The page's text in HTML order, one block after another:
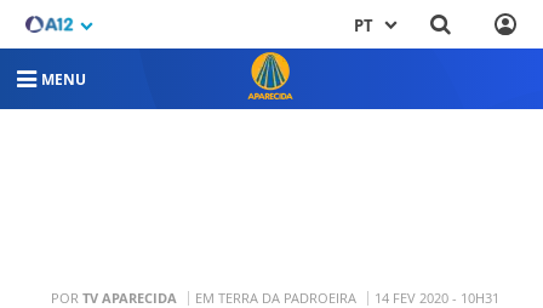
PT
MENU
POR TV APARECIDA EM TERRA DA PADROEIRA
14 FEV 2020 - 10H31